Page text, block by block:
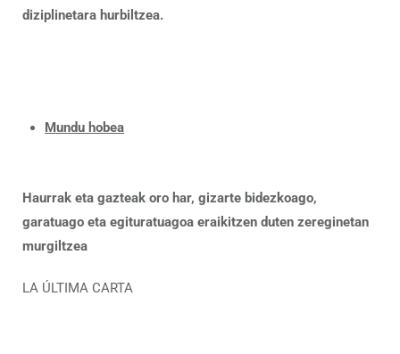
diziplinetara hurbiltzea.
Mundu hobea
Haurrak eta gazteak oro har, gizarte bidezkoago,
garatuago eta egituratuagoa eraikitzen duten zereginetan
murgiltzea
LA ÚLTIMA CARTA